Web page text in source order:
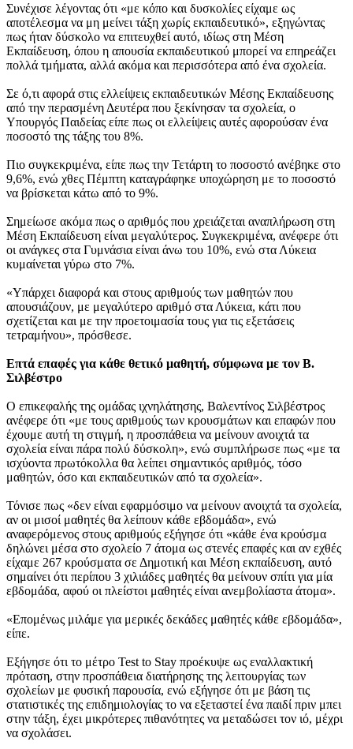
Συνέχισε λέγοντας ότι «με κόπο και δυσκολίες είχαμε ως
αποτέλεσμα να μη μείνει τάξη χωρίς εκπαιδευτικό», εξηγώντας
πως ήταν δύσκολο να επιτευχθεί αυτό, ιδίως στη Μέση
Εκπαίδευση, όπου η απουσία εκπαιδευτικού μπορεί να επηρεάζει
πολλά τμήματα, αλλά ακόμα και περισσότερα από ένα σχολεία.
Σε ό,τι αφορά στις ελλείψεις εκπαιδευτικών Μέσης Εκπαίδευσης
από την περασμένη Δευτέρα που ξεκίνησαν τα σχολεία, ο
Υπουργός Παιδείας είπε πως οι ελλείψεις αυτές αφορούσαν ένα
ποσοστό της τάξης του 8%.
Πιο συγκεκριμένα, είπε πως την Τετάρτη το ποσοστό ανέβηκε στο
9,6%, ενώ χθες Πέμπτη καταγράφηκε υποχώρηση με το ποσοστό
να βρίσκεται κάτω από το 9%.
Σημείωσε ακόμα πως ο αριθμός που χρειάζεται αναπλήρωση στη
Μέση Εκπαίδευση είναι μεγαλύτερος. Συγκεκριμένα, ανέφερε ότι
οι ανάγκες στα Γυμνάσια είναι άνω του 10%, ενώ στα Λύκεια
κυμαίνεται γύρω στο 7%.
«Υπάρχει διαφορά και στους αριθμούς των μαθητών που
απουσιάζουν, με μεγαλύτερο αριθμό στα Λύκεια, κάτι που
σχετίζεται και με την προετοιμασία τους για τις εξετάσεις
τετραμήνου», πρόσθεσε.
Επτά επαφές για κάθε θετικό μαθητή, σύμφωνα με τον Β.
Σιλβέστρο
Ο επικεφαλής της ομάδας ιχνηλάτησης, Βαλεντίνος Σιλβέστρος
ανέφερε ότι «με τους αριθμούς των κρουσμάτων και επαφών που
έχουμε αυτή τη στιγμή, η προσπάθεια να μείνουν ανοιχτά τα
σχολεία είναι πάρα πολύ δύσκολη», ενώ συμπλήρωσε πως «με τα
ισχύοντα πρωτόκολλα θα λείπει σημαντικός αριθμός, τόσο
μαθητών, όσο και εκπαιδευτικών από τα σχολεία».
Τόνισε πως «δεν είναι εφαρμόσιμο να μείνουν ανοιχτά τα σχολεία,
αν οι μισοί μαθητές θα λείπουν κάθε εβδομάδα», ενώ
αναφερόμενος στους αριθμούς εξήγησε ότι «κάθε ένα κρούσμα
δηλώνει μέσα στο σχολείο 7 άτομα ως στενές επαφές και αν εχθές
είχαμε 267 κρούσματα σε Δημοτική και Μέση εκπαίδευση, αυτό
σημαίνει ότι περίπου 3 χιλιάδες μαθητές θα μείνουν σπίτι για μία
εβδομάδα, αφού οι πλείστοι μαθητές είναι ανεμβολίαστα άτομα».
«Επομένως μιλάμε για μερικές δεκάδες μαθητές κάθε εβδομάδα»,
είπε.
Εξήγησε ότι το μέτρο Test to Stay προέκυψε ως εναλλακτική
πρόταση, στην προσπάθεια διατήρησης της λειτουργίας των
σχολείων με φυσική παρουσία, ενώ εξήγησε ότι με βάση τις
στατιστικές της επιδημιολογίας το να εξεταστεί ένα παιδί πριν μπει
στην τάξη, έχει μικρότερες πιθανότητες να μεταδώσει τον ιό, μέχρι
να σχολάσει.